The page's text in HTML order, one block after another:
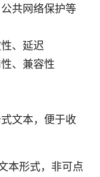
共网络保护等
、延迟
、兼容性
文本，便于收
本形式，非可点